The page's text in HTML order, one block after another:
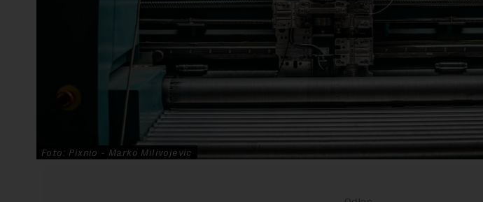
Foto: Pixnio - Marko Milivojevic